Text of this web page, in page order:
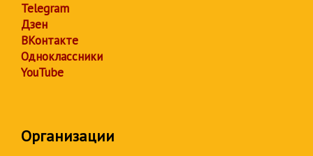
Telegram
Дзен
ВКонтакте
Одноклассники
YouTube
Организации